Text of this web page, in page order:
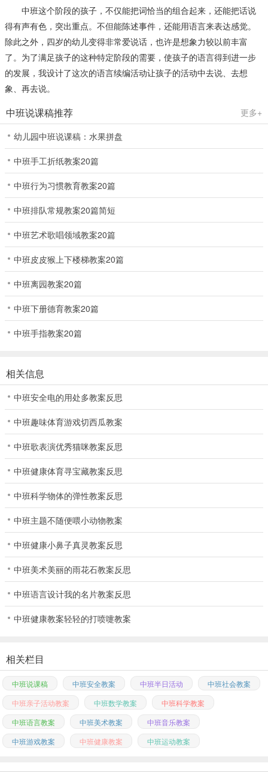
中班这个阶段的孩子，不仅能把词恰当的组合起来，还能把话说
得有声有色，突出重点。不但能陈述事件，还能用语言来表达感觉。
除此之外，四岁的幼儿变得非常爱说话，也许是想象力较以前丰富
了。为了满足孩子的这种特定阶段的需要，使孩子的语言得到进一步
的发展，我设计了这次的语言续编活动让孩子的活动中去说、去想
象、再去说。
中班说课稿推荐
更多+
幼儿园中班说课稿：水果拼盘
中班手工折纸教案20篇
中班行为习惯教育教案20篇
中班排队常规教案20篇简短
中班艺术歌唱领域教案20篇
中班皮皮猴上下楼梯教案20篇
中班离园教案20篇
中班下册德育教案20篇
中班手指教案20篇
相关信息
中班安全电的用处多教案反思
中班趣味体育游戏切西瓜教案
中班歌表演优秀猫咪教案反思
中班健康体育寻宝藏教案反思
中班科学物体的弹性教案反思
中班主题不随便喂小动物教案
中班健康小鼻子真灵教案反思
中班美术美丽的雨花石教案反思
中班语言设计我的名片教案反思
中班健康教案轻轻的打喷嚏教案
相关栏目
中班说课稿 中班安全教案 中班半日活动
中班社会教案
中班亲子活动教案
中班数学教案
中班科学教案
中班语言教案
中班美术教案
中班音乐教案
中班游戏教案
中班健康教案 中班运动教案